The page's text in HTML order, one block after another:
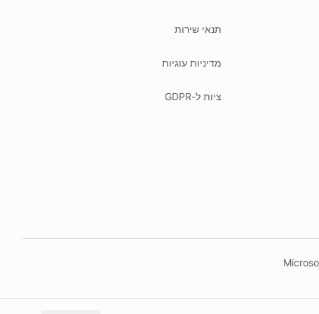
תנאי שירות
מדיניות עוגיות
ציות ל-GDPR